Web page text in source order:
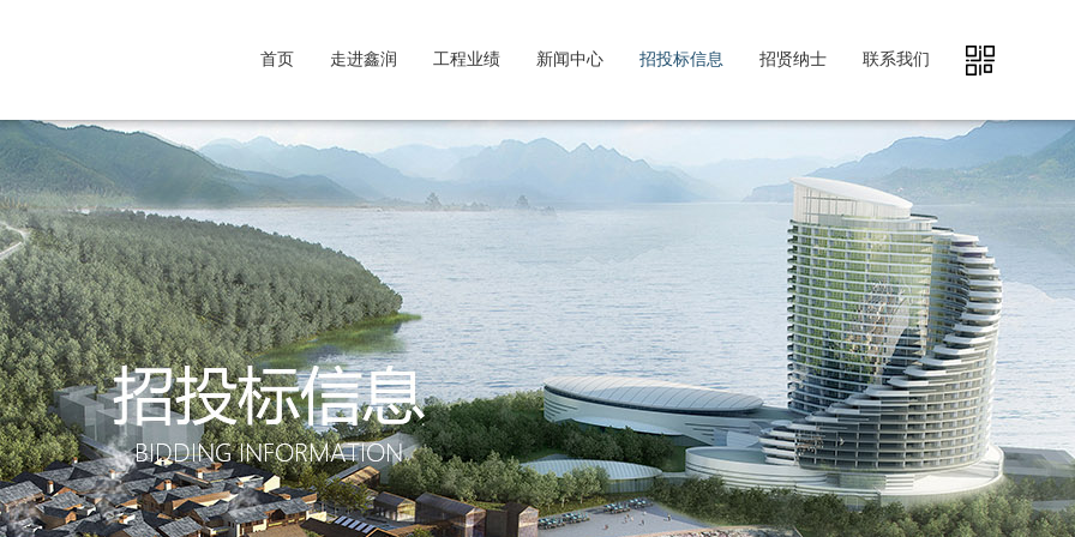
首页 走进鑫润 工程业绩 新闻中心 招投标信息 招贤纳士 联系我们